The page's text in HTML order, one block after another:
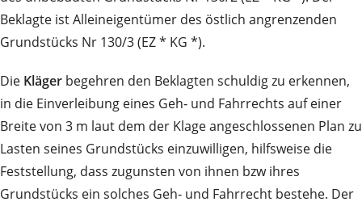
Beklagte ist Alleineigentümer des östlich angrenzenden
Grundstücks Nr 130/3 (EZ * KG *).
Die Kläger begehren den Beklagten schuldig zu erkennen,
in die Einverleibung eines Geh‑ und Fahrrechts auf einer
Breite von 3 m laut dem der Klage angeschlossenen Plan zu
Lasten seines Grundstücks einzuwilligen, hilfsweise die
Feststellung, dass zugunsten von ihnen bzw ihres
Grundstücks ein solches Geh‑ und Fahrrecht bestehe. Der